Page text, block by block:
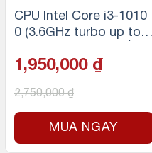
CPU Intel Core i3-1010
0 (3.6GHz turbo up to
6MB Cache, 65W) – So
1,950,000 ₫
2,750,000₫
MUA NGAY